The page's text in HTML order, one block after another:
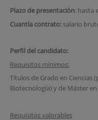
Plazo de presentación: hasta
Cuantía contrato:salario
Perfil del candidato:
Requisitos mínimos:
Títulos de Grado en Ciencias
Biotecnología) y de Máster
Requisitos valorables